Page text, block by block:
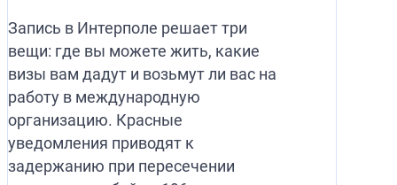
Запись в Интерполе решает три
вещи: где вы можете жить, какие
визы вам дадут и возьмут ли вас на
работу в международную
организацию. Красные
уведомления приводят к
задержанию при пересечении